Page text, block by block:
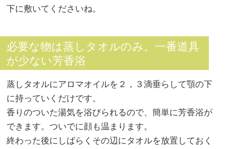
下に敷いてくださいね。
必要な物は蒸しタオルのみ。一番道具
が少ない芳香浴
蒸しタオルにアロマオイルを２，３滴垂らして顎の下
に持っていくだけです。
香りのついた湯気を浴びられるので、簡単に芳香浴が
できます。ついでに顔も温まります。
終わった後にしばらくその辺にタオルを放置しておく